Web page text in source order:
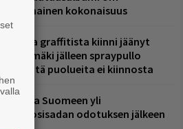
kokonaisuus
graffitista kiinni jäänyt
Arhinmäki jälleen spraypullo
– näitä puolueita ei kiinnosta
palaa Suomeen yli
odotuksen jälkeen